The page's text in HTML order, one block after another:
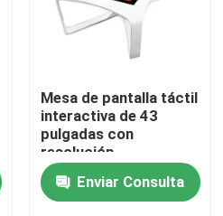
Mesa de pantalla táctil
interactiva de 43
pulgadas con
resolución
1920X1080 para
aplicaciones de mesa
de café inteligente
Enviar Consulta